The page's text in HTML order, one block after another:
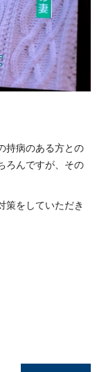
持病のある方との
ろんですが、その
策をしていただき